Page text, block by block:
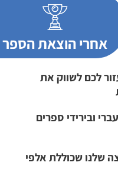
אחרי הוצאת הספר
לכם לשווק את
ובירידי ספרים
שלנו שכוללת אלפי